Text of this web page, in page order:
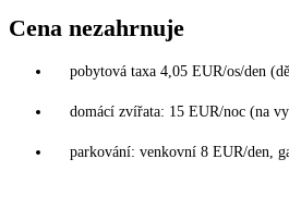
Cena nezahrnuje
pobytová taxa 4,05 EUR/os/den
domácí zvířata: 15 EUR/noc (na
parkování: venkovní 8 EUR/den,